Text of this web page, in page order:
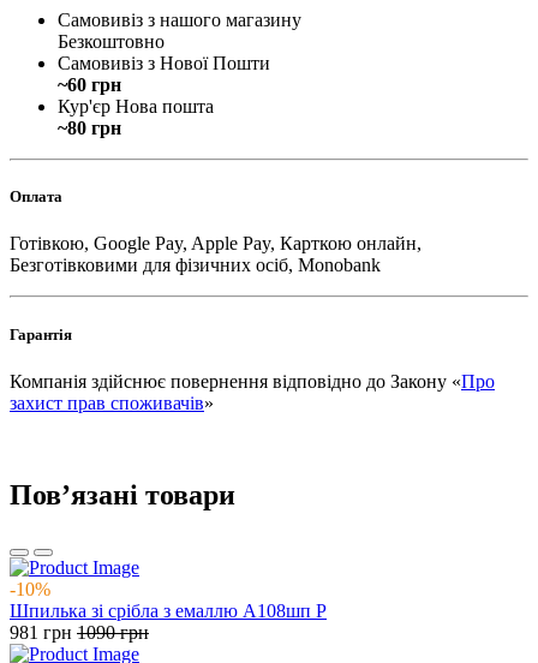
Самовивіз з нашого магазину
Безкоштовно
Самовивіз з Нової Пошти
~60 грн
Кур'єр Нова пошта
~80 грн
Оплата
Готівкою, Google Pay, Apple Pay, Карткою онлайн,
Безготівковими для фізичних осіб, Monobank
Гарантія
Компанія здійснює повернення відповідно до Закону «Про
захист прав споживачів»
Повʼязані товари
-10%
Шпилька зі срібла з емаллю А108шп Р
981 грн 1090грн